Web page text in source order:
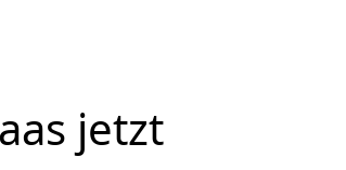
jetzt